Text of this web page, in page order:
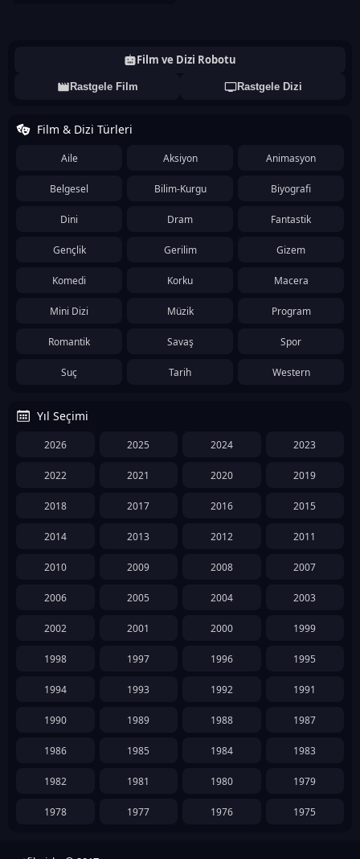
Film ve Dizi Robotu
Rastgele Film Rastgele Dizi
Film & Dizi Türleri
Aile Aksiyon Animasyon
Belgesel Bilim-Kurgu Biyografi
Dini Dram Fantastik
Gençlik Gerilim Gizem
Komedi Korku Macera
Mini Dizi Müzik Program
Romantik Savaş Spor
Suç Tarih Western
Yıl Seçimi
2026 2025 2024 2023
2022 2021 2020 2019
2018 2017 2016 2015
2014 2013 2012 2011
2010 2009 2008 2007
2006 2005 2004 2003
2002 2001 2000 1999
1998 1997 1996 1995
1994 1993 1992 1991
1990 1989 1988 1987
1986 1985 1984 1983
1982 1981 1980 1979
1978 1977 1976 1975